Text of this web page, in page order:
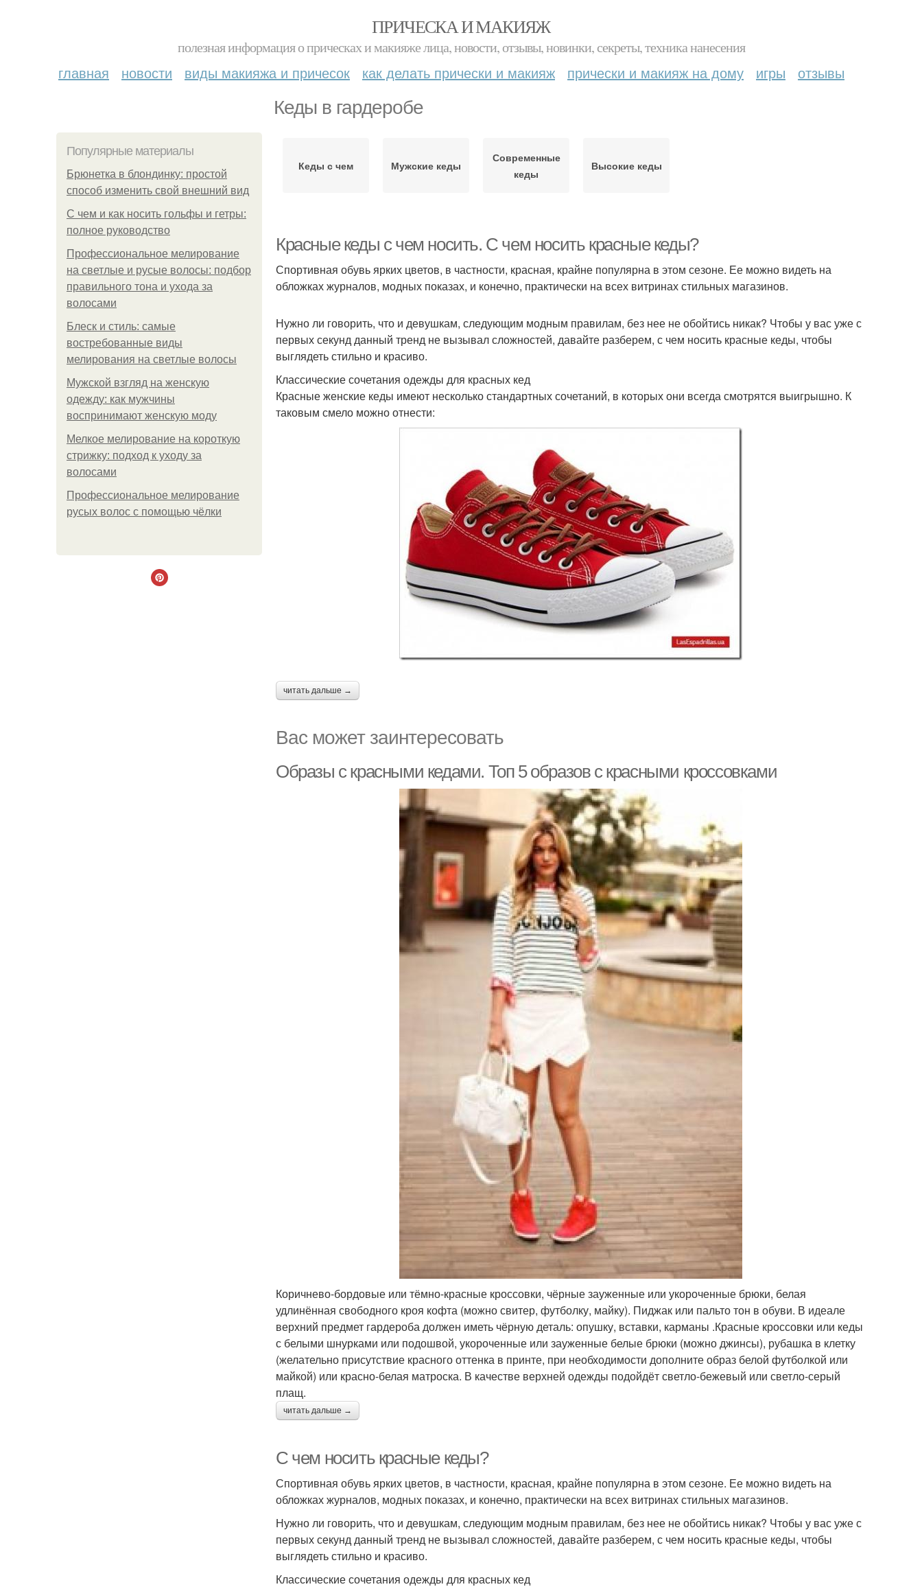
ПРИЧЕСКА И МАКИЯЖ
полезная информация о прическах и макияже лица, новости, отзывы, новинки, секреты, техника нанесения
главная новости виды макияжа и причесок как делать прически и макияж прически и макияж на дому игры отзывы
Кеды в гардеробе
Популярные материалы
Брюнетка в блондинку: простой
способ изменить свой внешний вид
С чем и как носить гольфы и гетры:
полное руководство
Профессиональное мелирование
на светлые и русые волосы: подбор
правильного тона и ухода за
волосами
Блеск и стиль: самые
востребованные виды
мелирования на светлые волосы
Мужской взгляд на женскую
одежду: как мужчины
воспринимают женскую моду
Мелкое мелирование на короткую
стрижку: подход к уходу за
волосами
Профессиональное мелирование
русых волос с помощью чёлки
Кеды с чем Мужские кеды
Современные
кеды
Высокие кеды
Красные кеды с чем носить. С чем носить красные кеды?
Спортивная обувь ярких цветов, в частности, красная, крайне популярна в этом сезоне. Ее можно видеть на
обложках журналов, модных показах, и конечно, практически на всех витринах стильных магазинов.
Нужно ли говорить, что и девушкам, следующим модным правилам, без нее не обойтись никак? Чтобы у вас уже с
первых секунд данный тренд не вызывал сложностей, давайте разберем, с чем носить красные кеды, чтобы
выглядеть стильно и красиво.
Классические сочетания одежды для красных кед
Красные женские кеды имеют несколько стандартных сочетаний, в которых они всегда смотрятся выигрышно. К
таковым смело можно отнести:
читать дальше →
Вас может заинтересовать
Образы с красными кедами. Топ 5 образов с красными кроссовками
Коричнево-бордовые или тёмно-красные кроссовки, чёрные зауженные или укороченные брюки, белая
удлинённая свободного кроя кофта (можно свитер, футболку, майку). Пиджак или пальто тон в обуви. В идеале
верхний предмет гардероба должен иметь чёрную деталь: опушку, вставки, карманы .Красные кроссовки или кеды
с белыми шнурками или подошвой, укороченные или зауженные белые брюки (можно джинсы), рубашка в клетку
(желательно присутствие красного оттенка в принте, при необходимости дополните образ белой футболкой или
майкой) или красно-белая матроска. В качестве верхней одежды подойдёт светло-бежевый или светло-серый
плащ.
читать дальше →
С чем носить красные кеды?
Спортивная обувь ярких цветов, в частности, красная, крайне популярна в этом сезоне. Ее можно видеть на
обложках журналов, модных показах, и конечно, практически на всех витринах стильных магазинов.
Нужно ли говорить, что и девушкам, следующим модным правилам, без нее не обойтись никак? Чтобы у вас уже с
первых секунд данный тренд не вызывал сложностей, давайте разберем, с чем носить красные кеды, чтобы
выглядеть стильно и красиво.
Классические сочетания одежды для красных кед